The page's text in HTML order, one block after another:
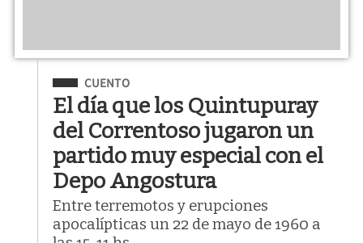
Filed Under
CUENTO
El día que los Quintupuray
del Correntoso jugaron un
partido muy especial con el
Depo Angostura
Entre terremotos y erupciones
apocalípticas un 22 de mayo de 1960 a